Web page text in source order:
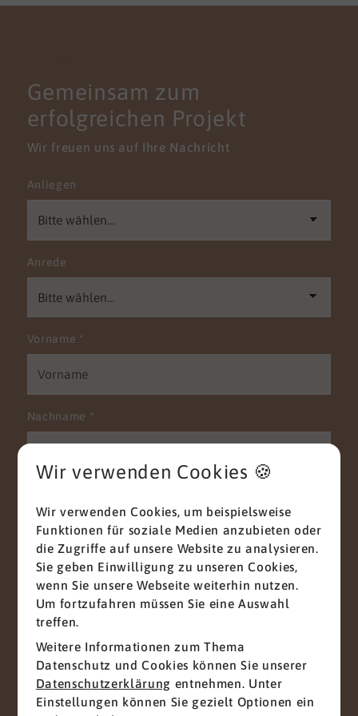
Gemeinsam zum
erfolgreichen Projekt
Wir freuen uns auf Ihre Nachricht
Anliegen
Anrede
Vorname *
Nachname *
Telefon
Nachricht
Wir verwenden Cookies 🍪
Wir verwenden Cookies, um beispielsweise
Funktionen für soziale Medien anzubieten oder
die Zugriffe auf unsere Website zu analysieren.
Sie geben Einwilligung zu unseren Cookies,
wenn Sie unsere Webseite weiterhin nutzen.
Um fortzufahren müssen Sie eine Auswahl
treffen.
Weitere Informationen zum Thema
Datenschutz und Cookies können Sie unserer
Datenschutzerklärung entnehmen. Unter
Einstellungen können Sie gezielt Optionen ein